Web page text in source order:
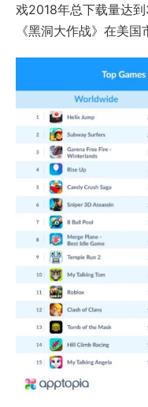
戏2018年总下载量达
《黑洞大作战》在美国